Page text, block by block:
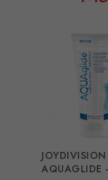
JOYDIVISION
AQUAGLIDE